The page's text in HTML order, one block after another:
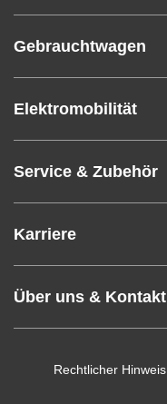
Gebrauchtwagen
Elektromobilität
Service & Zubehör
Karriere
Über uns & Kontakt
Rechtlicher Hinweis